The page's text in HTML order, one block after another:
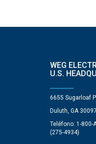
WEG
U.S.
6655 Sugarloaf
Duluth, GA 30097
Teléfono: 1-800-
(275-4934)